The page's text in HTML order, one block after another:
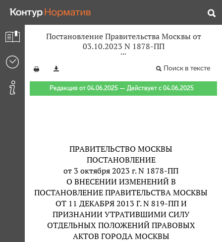
Постановление Правительства Москвы от
03.10.2023 N 1878-ПП
Поиск в тексте
Редакция от 04.06.2025 — Действует с 04.06.2025
ПРАВИТЕЛЬСТВО МОСКВЫ
ПОСТАНОВЛЕНИЕ
от 3 октября 2023 г. N 1878-ПП
О ВНЕСЕНИИ ИЗМЕНЕНИЙ В
ПОСТАНОВЛЕНИЕ ПРАВИТЕЛЬСТВА МОСКВЫ
ОТ 11 ДЕКАБРЯ 2013 Г. N 819-ПП И
ПРИЗНАНИИ УТРАТИВШИМИ СИЛУ
ОТДЕЛЬНЫХ ПОЛОЖЕНИЙ ПРАВОВЫХ
АКТОВ ГОРОДА МОСКВЫ